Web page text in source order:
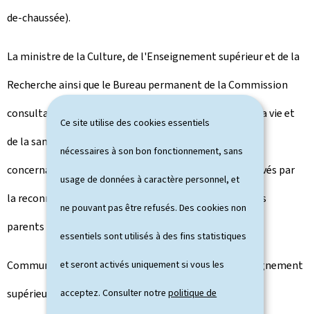
Ce site utilise des cookies essentiels
nécessaires à son bon fonctionnement, sans
usage de données à caractère personnel, et
ne pouvant pas être refusés. Des cookies non
essentiels sont utilisés à des fins statistiques
et seront activés uniquement si vous les
acceptez. Consulter notrepolitique de
de-chaussée).
La ministre de la Culture, de l'Enseignement supérieur et de la
Recherche ainsi que le Bureau permanent de la Commission
consultative nationale d'éthique pour les sciences de la vie et
de la santé présenteront à cette occasion l'avis 1/2000
concernant les problèmes éthiques et juridiques soulevés par
la reconnaissance d'un droit de l'enfant à connaître ses
parents biologiques.
Communiqué par le ministère de la Culture, de l'Enseignement
supérieur et de la Recherche